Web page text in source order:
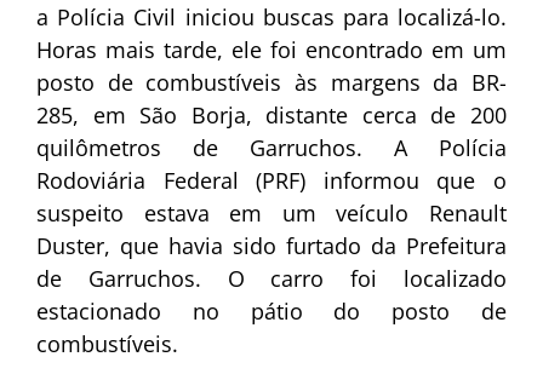
a Polícia Civil iniciou buscas para localizá-lo.
Horas mais tarde, ele foi encontrado em um
posto de combustíveis às margens da BR-
285, em São Borja, distante cerca de 200
quilômetros de Garruchos. A Polícia
Rodoviária Federal (PRF) informou que o
suspeito estava em um veículo Renault
Duster, que havia sido furtado da Prefeitura
de Garruchos. O carro foi localizado
estacionado no pátio do posto de
combustíveis.